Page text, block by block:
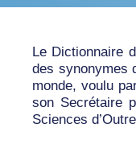
Le Dictionnaire
des synonymes
monde, voulu
son Secrétaire
Sciences